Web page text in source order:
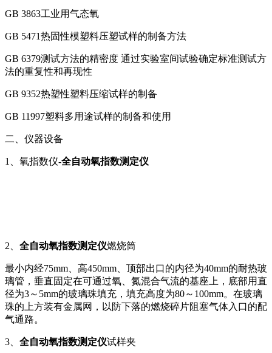
GB 3863工业用气态氧
GB 5471热固性模塑料压塑试样的制备方法
GB 6379测试方法的精密度 通过实验室间试验确定标准测试方
法的重复性和再现性
GB 9352热塑性塑料压缩试样的制备
GB 11997塑料多用途试样的制备和使用
二、仪器设备
1、氧指数仪-全自动氧指数测定仪
2、 全自动氧指数测定仪燃烧筒
最小内经75mm、高450mm、顶部出口的内径为40mm的耐热玻
璃管，垂直固定在可通过氧、氮混合气流的基座上，底部用直
径为3～5mm的玻璃珠填充，填充高度为80～100mm。在玻璃
珠的上方装有金属网，以防下落的燃烧碎片阻塞气体入口的配
气通路。
3、 全自动氧指数测定仪试样夹